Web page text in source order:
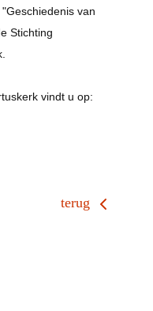
van
Stichting
vindt u op:
terug